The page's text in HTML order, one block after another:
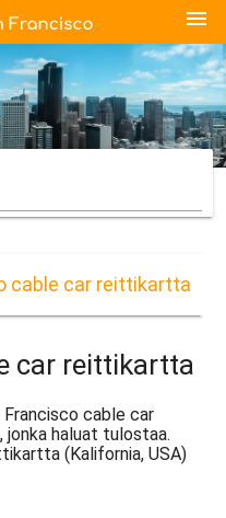
menu
cable car reittikartta
car reittikartta
cable car
haluat tulostaa.
(Kalifornia, USA)